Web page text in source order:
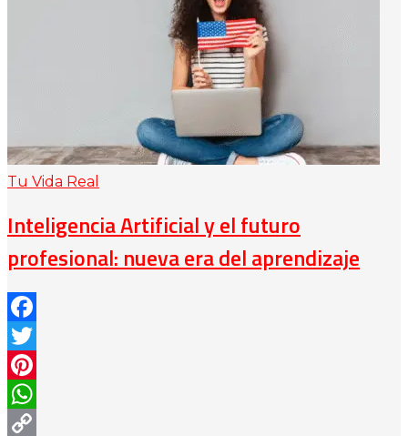
Tu Vida Real
Inteligencia Artificial y el futuro
profesional: nueva era del aprendizaje
Facebook
Twitter
Pinterest
WhatsApp